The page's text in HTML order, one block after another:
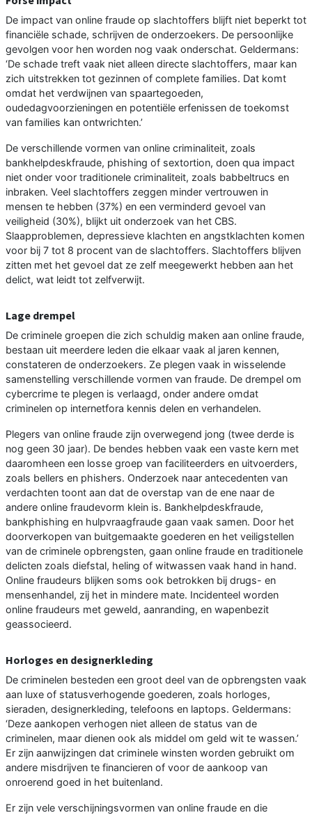
De impact van online fraude op slachtoffers blijft niet beperkt tot
financiële schade, schrijven de onderzoekers. De persoonlijke
gevolgen voor hen worden nog vaak onderschat. Geldermans:
‘De schade treft vaak niet alleen directe slachtoffers, maar kan
zich uitstrekken tot gezinnen of complete families. Dat komt
omdat het verdwijnen van spaartegoeden,
oudedagvoorzieningen en potentiële erfenissen de toekomst
van families kan ontwrichten.’
De verschillende vormen van online criminaliteit, zoals
bankhelpdeskfraude, phishing of sextortion, doen qua impact
niet onder voor traditionele criminaliteit, zoals babbeltrucs en
inbraken. Veel slachtoffers zeggen minder vertrouwen in
mensen te hebben (37%) en een verminderd gevoel van
veiligheid (30%), blijkt uit onderzoek van het CBS.
Slaapproblemen, depressieve klachten en angstklachten komen
voor bij 7 tot 8 procent van de slachtoffers. Slachtoffers blijven
zitten met het gevoel dat ze zelf meegewerkt hebben aan het
delict, wat leidt tot zelfverwijt.
Lage drempel
De criminele groepen die zich schuldig maken aan online fraude,
bestaan uit meerdere leden die elkaar vaak al jaren kennen,
constateren de onderzoekers. Ze plegen vaak in wisselende
samenstelling verschillende vormen van fraude. De drempel om
cybercrime te plegen is verlaagd, onder andere omdat
criminelen op internetfora kennis delen en verhandelen.
Plegers van online fraude zijn overwegend jong (twee derde is
nog geen 30 jaar). De bendes hebben vaak een vaste kern met
daaromheen een losse groep van faciliteerders en uitvoerders,
zoals bellers en phishers. Onderzoek naar antecedenten van
verdachten toont aan dat de overstap van de ene naar de
andere online fraudevorm klein is. Bankhelpdeskfraude,
bankphishing en hulpvraagfraude gaan vaak samen. Door het
doorverkopen van buitgemaakte goederen en het veiligstellen
van de criminele opbrengsten, gaan online fraude en traditionele
delicten zoals diefstal, heling of witwassen vaak hand in hand.
Online fraudeurs blijken soms ook betrokken bij drugs- en
mensenhandel, zij het in mindere mate. Incidenteel worden
online fraudeurs met geweld, aanranding, en wapenbezit
geassocieerd.
Horloges en designerkleding
De criminelen besteden een groot deel van de opbrengsten vaak
aan luxe of statusverhogende goederen, zoals horloges,
sieraden, designerkleding, telefoons en laptops. Geldermans:
‘Deze aankopen verhogen niet alleen de status van de
criminelen, maar dienen ook als middel om geld wit te wassen.’
Er zijn aanwijzingen dat criminele winsten worden gebruikt om
andere misdrijven te financieren of voor de aankoop van
onroerend goed in het buitenland.
Er zijn vele verschijningsvormen van online fraude en die